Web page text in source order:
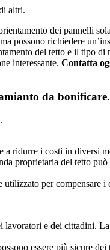
altri.
dei pannelli
possono richiedere
del tetto e il tipo di
interessante. Contatta
da bonificare.
a ridurre i costi in diversi
proprietaria del tetto
per compensare
lavoratori e dei cittadini.
essere più sicure dei